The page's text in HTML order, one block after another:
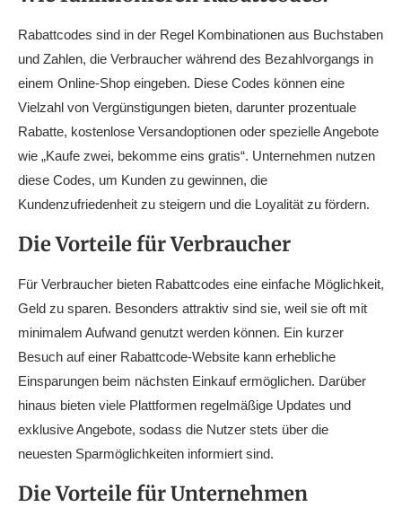
Rabattcodes sind in der Regel Kombinationen aus Buchstaben
und Zahlen, die Verbraucher während des Bezahlvorgangs in
einem Online-Shop eingeben. Diese Codes können eine
Vielzahl von Vergünstigungen bieten, darunter prozentuale
Rabatte, kostenlose Versandoptionen oder spezielle Angebote
wie „Kaufe zwei, bekomme eins gratis“. Unternehmen nutzen
diese Codes, um Kunden zu gewinnen, die
Kundenzufriedenheit zu steigern und die Loyalität zu fördern.
Die Vorteile für Verbraucher
Für Verbraucher bieten Rabattcodes eine einfache Möglichkeit,
Geld zu sparen. Besonders attraktiv sind sie, weil sie oft mit
minimalem Aufwand genutzt werden können. Ein kurzer
Besuch auf einer Rabattcode-Website kann erhebliche
Einsparungen beim nächsten Einkauf ermöglichen. Darüber
hinaus bieten viele Plattformen regelmäßige Updates und
exklusive Angebote, sodass die Nutzer stets über die
neuesten Sparmöglichkeiten informiert sind.
Die Vorteile für Unternehmen